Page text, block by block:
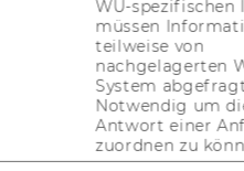
ca. 90 vor­wie­gend
an den Lehr-
WU-spezifischen
müssen
teilweise von
nachgelagerten
System
Notwendig um
Antwort einer
zuordnen zu